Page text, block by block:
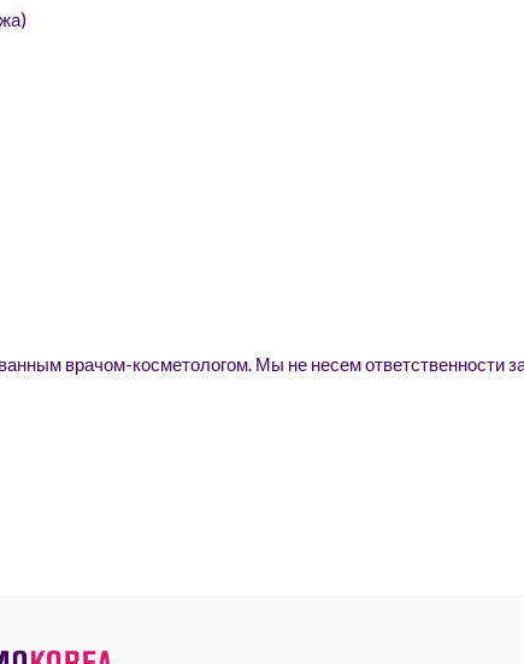
врачом-косметологом. Мы не несем ответственности